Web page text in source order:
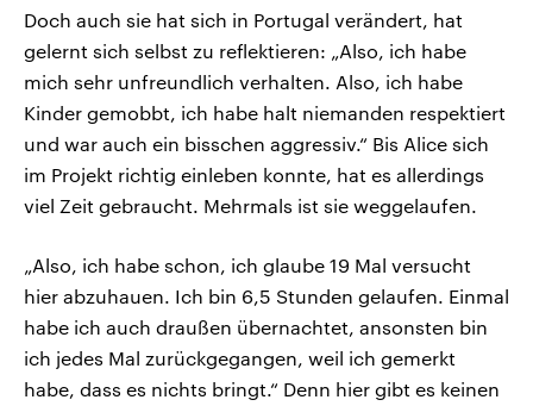
Doch auch sie hat sich in Portugal verändert, hat
gelernt sich selbst zu reflektieren: „Also, ich habe
mich sehr unfreundlich verhalten. Also, ich habe
Kinder gemobbt, ich habe halt niemanden respektiert
und war auch ein bisschen aggressiv.“ Bis Alice sich
im Projekt richtig einleben konnte, hat es allerdings
viel Zeit gebraucht. Mehrmals ist sie weggelaufen.
„Also, ich habe schon, ich glaube 19 Mal versucht
hier abzuhauen. Ich bin 6,5 Stunden gelaufen. Einmal
habe ich auch draußen übernachtet, ansonsten bin
ich jedes Mal zurückgegangen, weil ich gemerkt
habe, dass es nichts bringt.“ Denn hier gibt es keinen